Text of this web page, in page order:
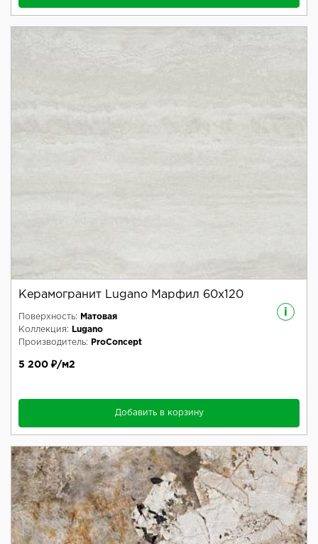
Керамогранит Lugano Марфил 60x120
i
Поверхность:
Матовая
Коллекция:
Lugano
Производитель:
ProConcept
5 200 ₽/м2
Добавить в корзину